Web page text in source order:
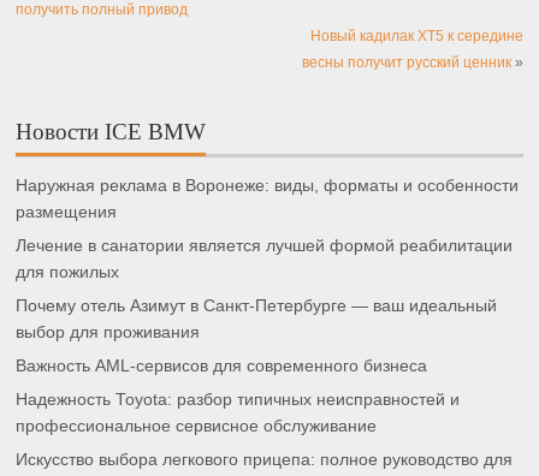
получить полный привод
Новый кадилак XT5 к середине
весны получит русский ценник»
Новости ICE BMW
Наружная реклама в Воронеже: виды, форматы и особенности
размещения
Лечение в санатории является лучшей формой реабилитации
для пожилых
Почему отель Азимут в Санкт-Петербурге — ваш идеальный
выбор для проживания
Важность AML-сервисов для современного бизнеса
Надежность Toyota: разбор типичных неисправностей и
профессиональное сервисное обслуживание
Искусство выбора легкового прицепа: полное руководство для